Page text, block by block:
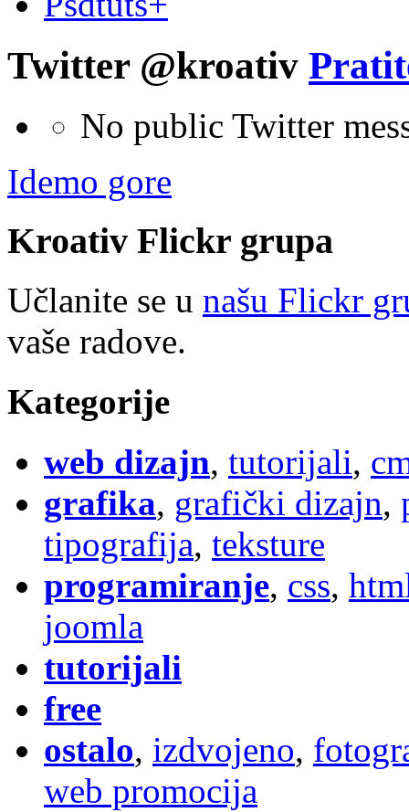
Twitter @kroativ
No public Twitter
Idemo gore
Kroativ Flickr grupa
Učlanite se u našu Flickr
vaše radove.
Kategorije
web dizajn, tutorijali,
grafika, grafički dizajn,
tipografija, teksture
programiranje, css,
joomla
tutorijali
free
ostalo, izdvojeno,
web promocija